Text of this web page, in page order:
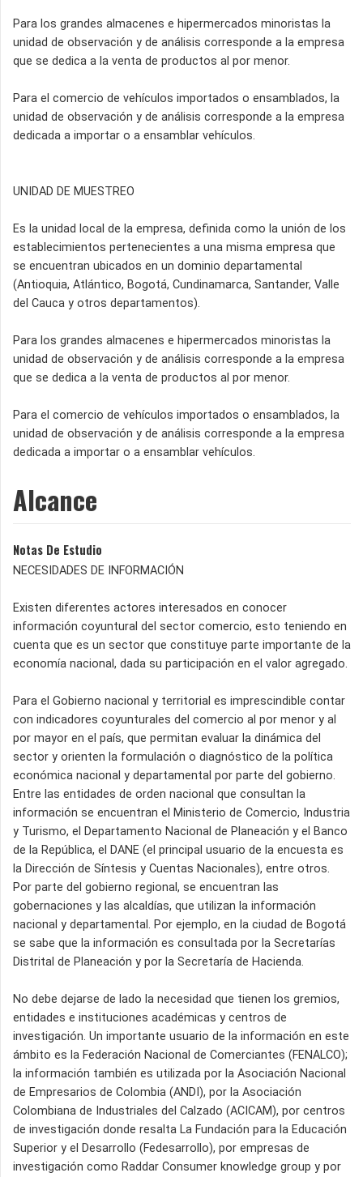
Para los grandes almacenes e hipermercados minoristas la
unidad de observación y de análisis corresponde a la empresa
que se dedica a la venta de productos al por menor.
Para el comercio de vehículos importados o ensamblados, la
unidad de observación y de análisis corresponde a la empresa
dedicada a importar o a ensamblar vehículos.
UNIDAD DE MUESTREO
Es la unidad local de la empresa, definida como la unión de los
establecimientos pertenecientes a una misma empresa que
se encuentran ubicados en un dominio departamental
(Antioquia, Atlántico, Bogotá, Cundinamarca, Santander, Valle
del Cauca y otros departamentos).
Para los grandes almacenes e hipermercados minoristas la
unidad de observación y de análisis corresponde a la empresa
que se dedica a la venta de productos al por menor.
Para el comercio de vehículos importados o ensamblados, la
unidad de observación y de análisis corresponde a la empresa
dedicada a importar o a ensamblar vehículos.
Alcance
Notas De Estudio
NECESIDADES DE INFORMACIÓN
Existen diferentes actores interesados en conocer
información coyuntural del sector comercio, esto teniendo en
cuenta que es un sector que constituye parte importante de la
economía nacional, dada su participación en el valor agregado.
Para el Gobierno nacional y territorial es imprescindible contar
con indicadores coyunturales del comercio al por menor y al
por mayor en el país, que permitan evaluar la dinámica del
sector y orienten la formulación o diagnóstico de la política
económica nacional y departamental por parte del gobierno.
Entre las entidades de orden nacional que consultan la
información se encuentran el Ministerio de Comercio, Industria
y Turismo, el Departamento Nacional de Planeación y el Banco
de la República, el DANE (el principal usuario de la encuesta es
la Dirección de Síntesis y Cuentas Nacionales), entre otros.
Por parte del gobierno regional, se encuentran las
gobernaciones y las alcaldías, que utilizan la información
nacional y departamental. Por ejemplo, en la ciudad de Bogotá
se sabe que la información es consultada por la Secretarías
Distrital de Planeación y por la Secretaría de Hacienda.
No debe dejarse de lado la necesidad que tienen los gremios,
entidades e instituciones académicas y centros de
investigación. Un importante usuario de la información en este
ámbito es la Federación Nacional de Comerciantes (FENALCO);
la información también es utilizada por la Asociación Nacional
de Empresarios de Colombia (ANDI), por la Asociación
Colombiana de Industriales del Calzado (ACICAM), por centros
de investigación donde resalta La Fundación para la Educación
Superior y el Desarrollo (Fedesarrollo), por empresas de
investigación como Raddar Consumer knowledge group y por